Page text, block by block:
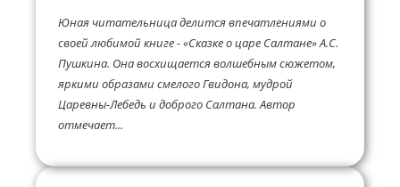
Юная читательница делится впечатлениями о
своей любимой книге - «Сказке о царе Салтане» А.С.
Пушкина. Она восхищается волшебным сюжетом,
яркими образами смелого Гвидона, мудрой
Царевны-Лебедь и доброго Салтана. Автор
отмечает...